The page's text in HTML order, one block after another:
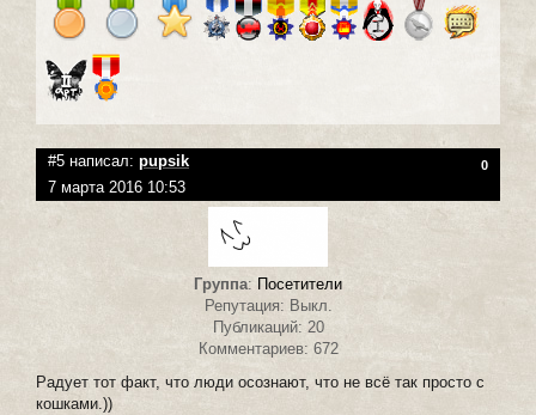
#5 написал: pupsik 0
7 марта 2016 10:53
Группа: Посетители
Репутация: Выкл.
Публикаций: 20
Комментариев: 672
Радует тот факт, что люди осознают, что не всё так просто с
кошками.))